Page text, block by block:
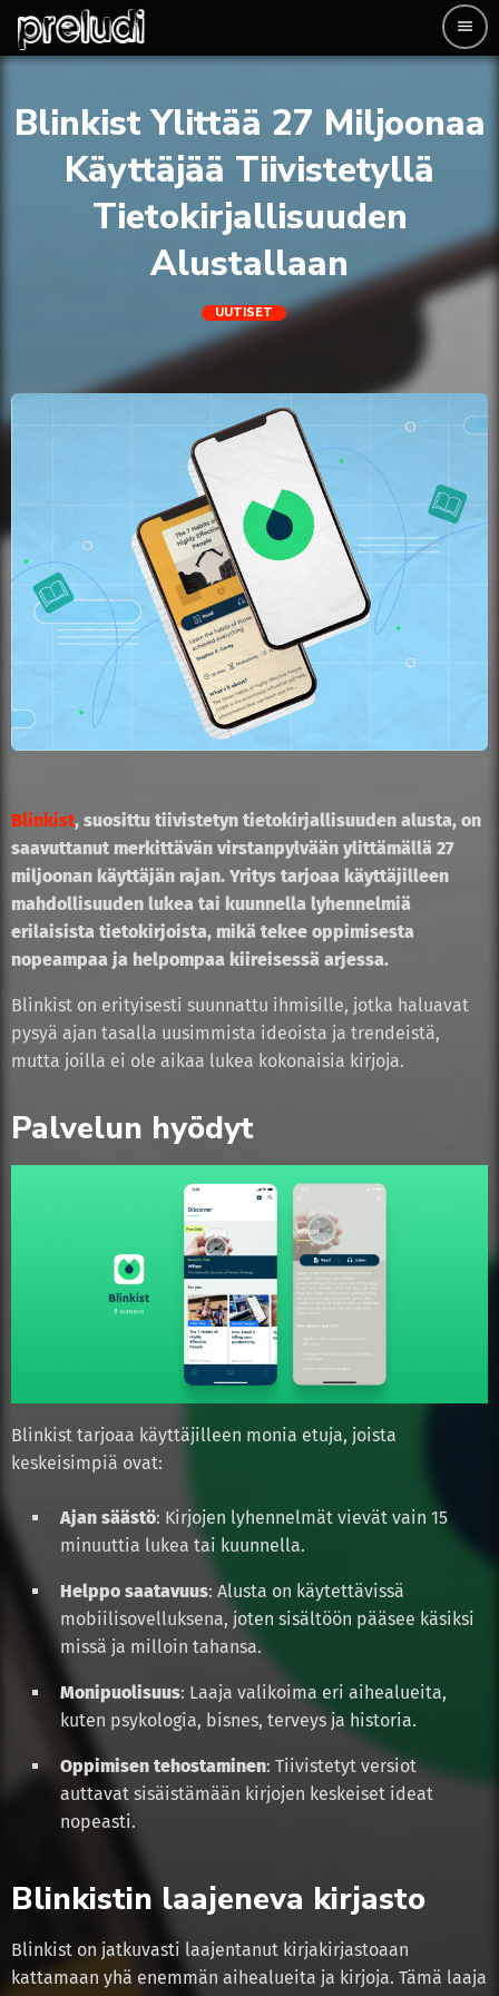
menu
Blinkist Ylittää 27 Miljoonaa
Käyttäjää Tiivistetyllä
Tietokirjallisuuden
Alustallaan
UUTISET
Blinkist, suosittu tiivistetyn tietokirjallisuuden alusta, on
saavuttanut merkittävän virstanpylvään ylittämällä 27
miljoonan käyttäjän rajan. Yritys tarjoaa käyttäjilleen
mahdollisuuden lukea tai kuunnella lyhennelmiä
erilaisista tietokirjoista, mikä tekee oppimisesta
nopeampaa ja helpompaa kiireisessä arjessa.
Blinkist on erityisesti suunnattu ihmisille, jotka haluavat
pysyä ajan tasalla uusimmista ideoista ja trendeistä,
mutta joilla ei ole aikaa lukea kokonaisia kirjoja.
Palvelun hyödyt
Blinkist tarjoaa käyttäjilleen monia etuja, joista
keskeisimpiä ovat:
Ajan säästö: Kirjojen lyhennelmät vievät vain 15
minuuttia lukea tai kuunnella.
Helppo saatavuus: Alusta on käytettävissä
mobiilisovelluksena, joten sisältöön pääsee käsiksi
missä ja milloin tahansa.
Monipuolisuus: Laaja valikoima eri aihealueita,
kuten psykologia, bisnes, terveys ja historia.
Oppimisen tehostaminen: Tiivistetyt versiot
auttavat sisäistämään kirjojen keskeiset ideat
nopeasti.
Blinkistin laajeneva kirjasto
Blinkist on jatkuvasti laajentanut kirjakirjastoaan
kattamaan yhä enemmän aihealueita ja kirjoja. Tämä laaja